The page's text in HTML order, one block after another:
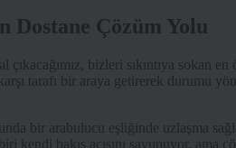
Dostane Çözüm Yolu
bizleri sıkıntıya sokan
tarafı bir araya getirerek durumu
bir arabulucu eşliğinde uzlaşma
kendi bakış açısını savunuyor, ama